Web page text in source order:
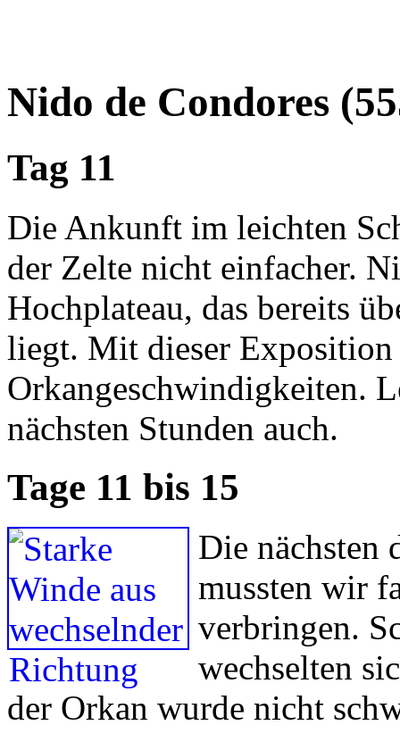
Nido de Condores
Tag 11
Die Ankunft im leichten
der Zelte nicht einfacher.
Hochplateau, das bereits
liegt. Mit dieser
Orkangeschwindigkeiten.
nächsten Stunden auch.
Tage 11 bis 15
Die nächsten
mussten wir
verbringen.
wechselten
der Orkan wurde nicht